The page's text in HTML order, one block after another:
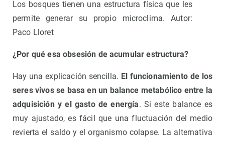
Los bosques tienen una estructura física que les
permite generar su propio microclima. Autor:
Paco Lloret
¿Por qué esa obsesión de acumular estructura?
Hay una explicación sencilla. El funcionamiento de los
seres vivos se basa en un balance metabólico entre la
adquisición y el gasto de energía. Si este balance es
muy ajustado, es fácil que una fluctuación del medio
revierta el saldo y el organismo colapse. La alternativa